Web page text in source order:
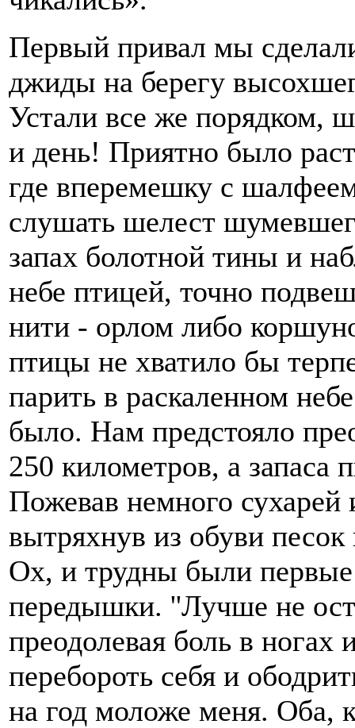
Первый привал мы
джиды на берегу
Устали все же порядком,
и день! Приятно было
где вперемешку с
слушать шелест
запах болотной тины и
небе птицей, точно
нити - орлом либо
птицы не хватило бы
парить в раскаленном
было. Нам предстояло
250 километров, а запаса
Пожевав немного сухарей
вытряхнув из обуви
Ох, и трудны были
передышки. ''Лучше не
преодолевая боль в
перебороть себя и
на год моложе меня. Оба,